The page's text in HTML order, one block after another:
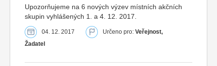
Upozorňujeme na 6 nových výzev místních akčních
skupin vyhlášených 1. a 4. 12. 2017.
04. 12. 2017 Určeno pro: Veřejnost,
Žadatel